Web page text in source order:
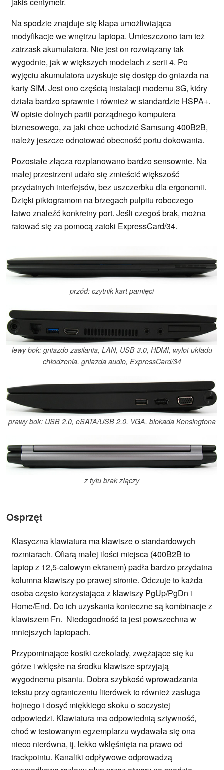
Na spodzie znajduje się klapa umożliwiająca
modyfikacje we wnętrzu laptopa. Umieszczono tam też
zatrzask akumulatora. Nie jest on rozwiązany tak
wygodnie, jak w większych modelach z serii 4. Po
wyjęciu akumulatora uzyskuje się dostęp do gniazda na
karty SIM. Jest ono częścią instalacji modemu 3G, który
działa bardzo sprawnie i również w standardzie HSPA+.
W opisie dolnych partii porządnego komputera
biznesowego, za jaki chce uchodzić Samsung 400B2B,
należy jeszcze odnotować obecność portu dokowania.
Pozostałe złącza rozplanowano bardzo sensownie. Na
małej przestrzeni udało się zmieścić większość
przydatnych interfejsów, bez uszczerbku dla ergonomii.
Dzięki piktogramom na brzegach pulpitu roboczego
łatwo znaleźć konkretny port. Jeśli czegoś brak, można
ratować się za pomocą zatoki ExpressCard/34.
przód: czytnik kart pamięci
lewy bok: gniazdo zasilania, LAN, USB 3.0, HDMI, wylot układu
chłodzenia, gniazda audio, ExpressCard/34
prawy bok: USB 2.0, eSATA/USB 2.0, VGA, blokada Kensingtona
z tyłu brak złączy
Osprzęt
Klasyczna klawiatura ma klawisze o standardowych
rozmiarach. Ofiarą małej ilości miejsca (400B2B to
laptop z 12,5-calowym ekranem) padła bardzo przydatna
kolumna klawiszy po prawej stronie. Odczuje to każda
osoba często korzystająca z klawiszy PgUp/PgDn i
Home/End. Do ich uzyskania konieczne są kombinacje z
klawiszem Fn. Niedogodność ta jest powszechna w
mniejszych laptopach.
Przypominające kostki czekolady, zwężające się ku
górze i wklęsłe na środku klawisze sprzyjają
wygodnemu pisaniu. Dobra szybkość wprowadzania
tekstu przy ograniczeniu literówek to również zasługa
hojnego i dosyć miękkiego skoku o soczystej
odpowiedzi. Klawiatura ma odpowiednią sztywność,
choć w testowanym egzemplarzu wydawała się ona
nieco nierówna, tj. lekko wklęśnięta na prawo od
trackpointu. Kanaliki odpływowe odprowadzą